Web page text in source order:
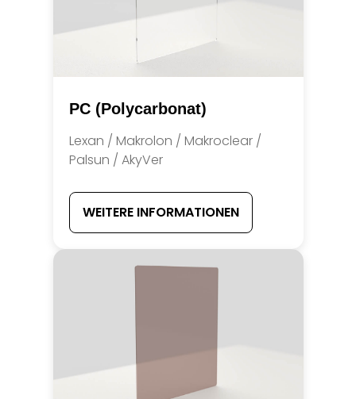
PC (Polycarbonat)
Lexan / Makrolon / Makroclear /
Palsun / AkyVer
WEITERE INFORMATIONEN